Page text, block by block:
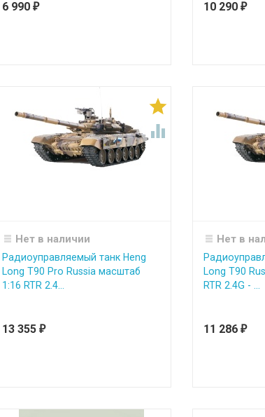
6 990 ₽ 10 290 ₽


Нет в наличии
Радиоуправляемый танк Heng
Long T90 Pro Russia масштаб
1:16 RTR 2.4...
13 355 ₽
Нет в
Long T90
RTR 2.4G - ...
11 286 ₽